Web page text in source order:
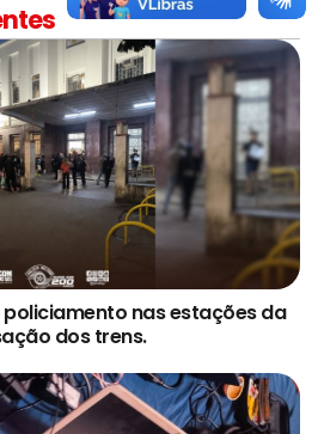
nas estações da
dos trens.